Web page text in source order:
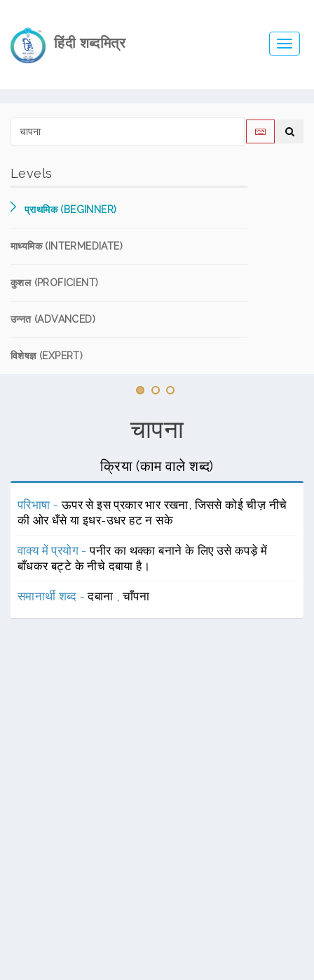
हिंदी शब्दमित्र
Levels
प्राथमिक (BEGINNER)
माध्यमिक (INTERMEDIATE)
कुशल (PROFICIENT)
उन्नत (ADVANCED)
विशेषज्ञ (EXPERT)
चापना
क्रिया (काम वाले शब्द)
परिभाषा -ऊपर से इस प्रकार भार रखना, जिससे कोई चीज़ नीचे
की ओर धँसे या इधर-उधर हट न सके
वाक्य में प्रयोग -पनीर का थक्का बनाने के लिए उसे कपड़े में
बाँधकर बट्टे के नीचे दबाया है।
समानार्थी शब्द -दबाना ,चाँपना